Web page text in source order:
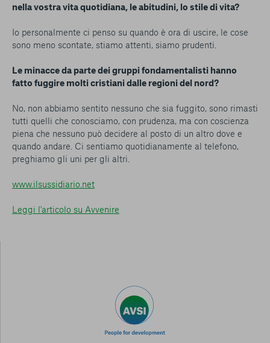
nella vostra vita quotidiana, le abitudini, lo stile di vita?
Io personalmente ci penso su quando è ora di uscire, le cose
sono meno scontate, stiamo attenti, siamo prudenti.
Le minacce da parte dei gruppi fondamentalisti hanno
fatto fuggire molti cristiani dalle regioni del nord?
No, non abbiamo sentito nessuno che sia fuggito, sono rimasti
tutti quelli che conosciamo, con prudenza, ma con coscienza
piena che nessuno può decidere al posto di un altro dove e
quando andare. Ci sentiamo quotidianamente al telefono,
preghiamo gli uni per gli altri.
www.ilsussidiario.net
Leggi l'articolo su Avvenire